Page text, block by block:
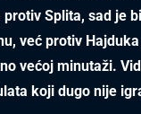
Splita, sad je
već protiv
većoj minutaži.
koji dugo nije